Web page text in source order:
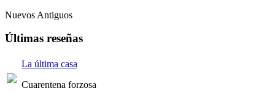
Nuevos Antiguos
Últimas reseñas
La última casa
Cuarentena forzosa